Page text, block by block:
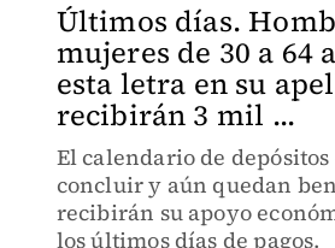
Últimos días.
mujeres de 30 a 64
esta letra en su
recibirán 3 mil ...
El calendario de depósitos
concluir y aún quedan
recibirán su apoyo
los últimos días de pagos.